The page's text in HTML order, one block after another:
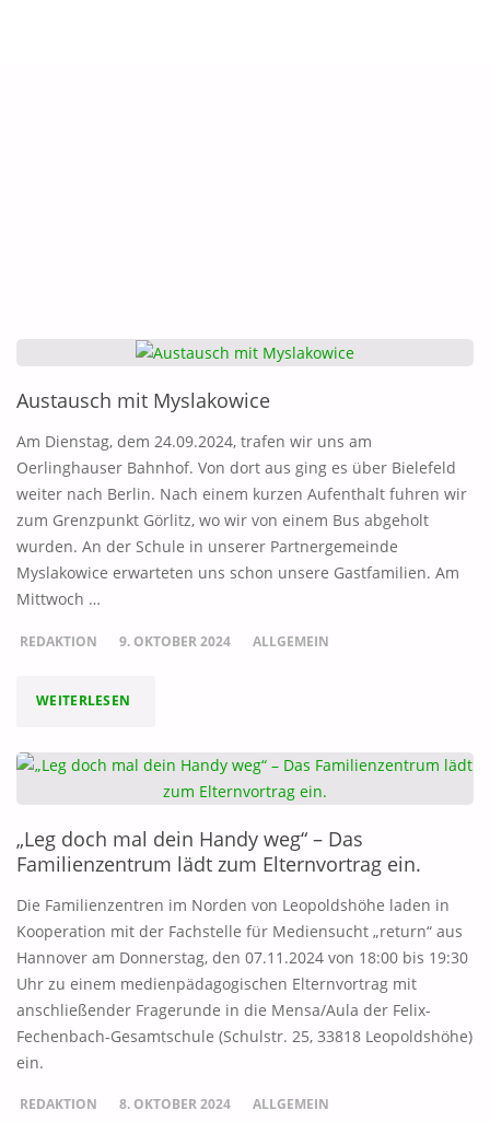
Austausch mit Myslakowice
Am Dienstag, dem 24.09.2024, trafen wir uns am
Oerlinghauser Bahnhof. Von dort aus ging es über Bielefeld
weiter nach Berlin. Nach einem kurzen Aufenthalt fuhren wir
zum Grenzpunkt Görlitz, wo wir von einem Bus abgeholt
wurden. An der Schule in unserer Partnergemeinde
Myslakowice erwarteten uns schon unsere Gastfamilien. Am
Mittwoch …
REDAKTION 9. OKTOBER 2024 ALLGEMEIN
WEITERLESEN
MYSLAKOWICE"
„Leg doch mal dein Handy weg“ – Das
Familienzentrum lädt zum Elternvortrag ein.
Die Familienzentren im Norden von Leopoldshöhe laden in
Kooperation mit der Fachstelle für Mediensucht „return“ aus
Hannover am Donnerstag, den 07.11.2024 von 18:00 bis 19:30
Uhr zu einem medienpädagogischen Elternvortrag mit
anschließender Fragerunde in die Mensa/Aula der Felix-
Fechenbach-Gesamtschule (Schulstr. 25, 33818 Leopoldshöhe)
ein.
REDAKTION 8. OKTOBER 2024 ALLGEMEIN